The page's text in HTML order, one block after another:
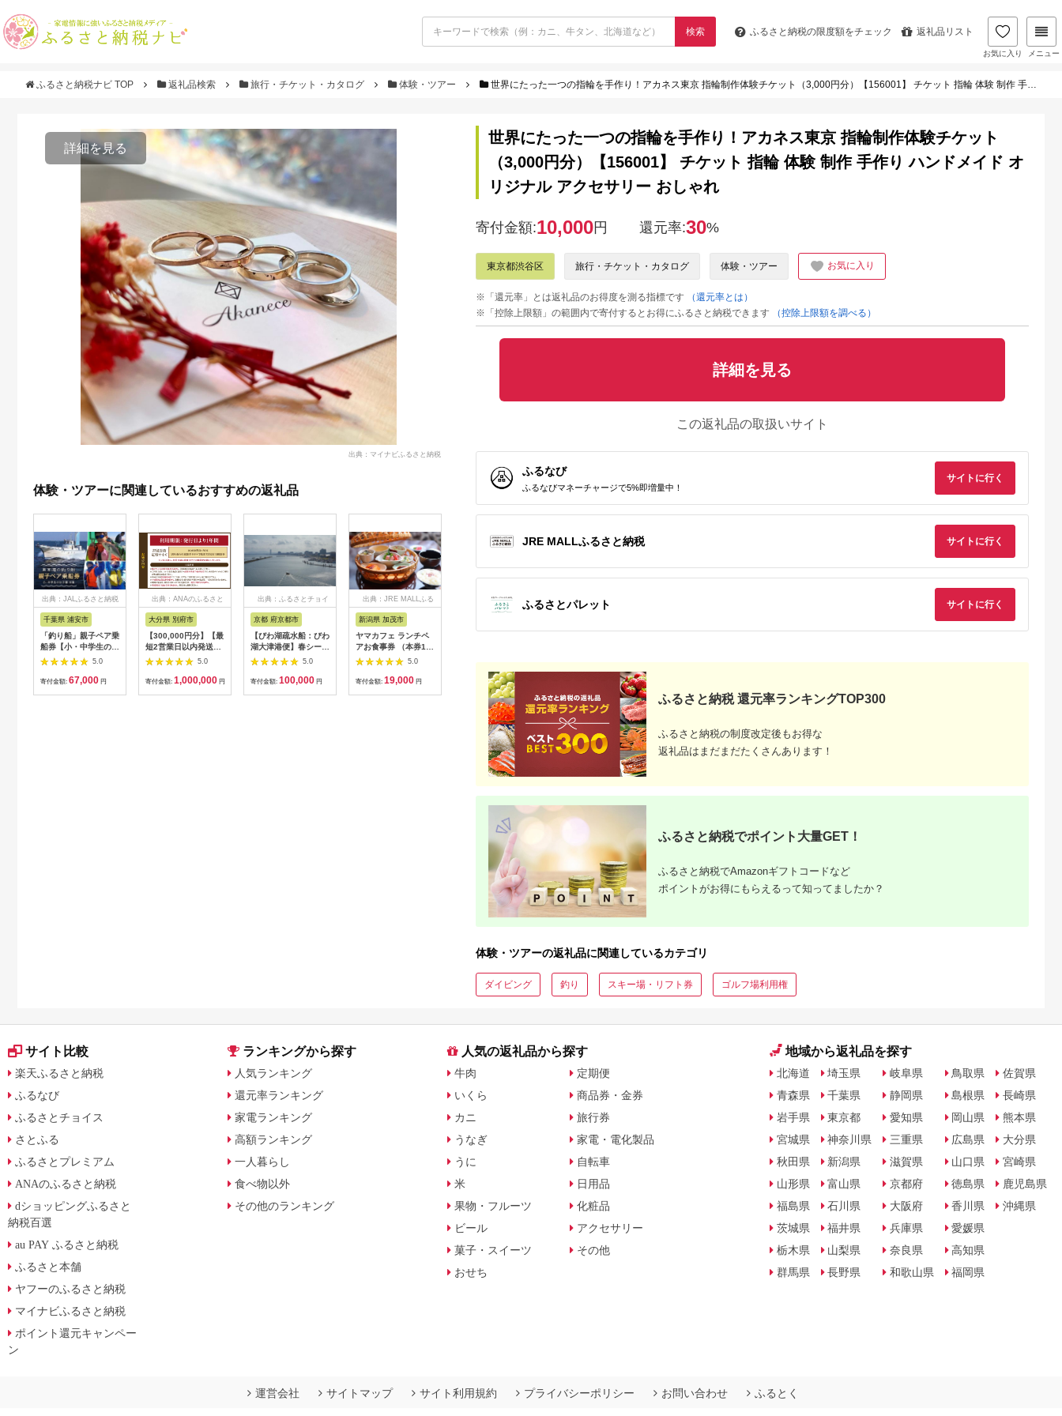
検索 ふるさと納税の限度額をチェック 返礼品リスト
お気に入り メニュー
ふるさと納税ナビ TOP 返礼品検索 旅行・チケット・カタログ 体験・ツアー 世界にたった一つの指輪を手作り！アカネス東京 指輪制作体験チケット（3,000円分）【156001】 チケット 指輪 体験 制作 手作り ハンドメイド オリジナル アクセサリー おしゃれ
詳細を見る
出典：マイナビふるさと納税
体験・ツアーに関連しているおすすめの返礼品
出典：JALふるさと納税
千葉県 浦安市
「釣り船」親子ペア乗
船券【小・中学生のお
子様】
5.0
寄付金額: 67,000 円
出典：ANAのふるさと
大分県 別府市
【300,000円分】【最
短2営業日以内発送】
別府市内の旅館やホテ
ルで使用できる宿泊補
助券 楽しい旅の思い
5.0
寄付金額: 1,000,000 円
出典：ふるさとチョイ
京都 府京都市
【びわ湖疏水船：びわ
湖大津港便】春シーズ
ン先行予約権（２名様
分の乗船予約の権利）
5.0
寄付金額: 100,000 円
出典：JRE MALLふる
新潟県 加茂市
ヤマカフェ ランチペ
アお食事券 （本券1枚
で2名様ご利用）北越
の小京都の老舗割烹
「山重」料亭ランチペ
5.0
寄付金額: 19,000 円
出典：ふるさとチョイ
ス
5.0
寄付金額:33,000
出典：ふるなび
行）｜予約 宿泊 観光
チケット 子供 子連れ
カップル 家族 店頭 オ
ンライン ネット 電話
神奈川 神奈川
5.0
500,000円
行）｜予約 宿泊 観光
体験 温泉 ホテル 旅館
ンライン ネット 電話
長崎
5.0
チケット 子供 子連れ
箱根
5.0
出典：ふるなび
神奈川県 箱根町
チケット 子供 子連れ
5.0
大阪府 門真市
世界にたった一つの指輪を手作り！アカネス東京 指輪制作体験チケット
（3,000円分）【156001】 チケット 指輪 体験 制作 手作り ハンドメイド オ
リジナル アクセサリー おしゃれ
寄付金額:10,000円 還元率:30%
東京都渋谷区 旅行・チケット・カタログ 体験・ツアー お気に入り
※「還元率」とは返礼品のお得度を測る指標です
（還元率とは）
※「控除上限額」の範囲内で寄付するとお得にふるさと納税できます
（控除上限額を調べる）
詳細を見る
この返礼品の取扱いサイト
ふるなび
ふるなびマネーチャージで5%即増量中！
サイトに行く
JRE MALLふるさと納税 サイトに行く
ふるさとパレット サイトに行く
ふるさと納税 還元率ランキングTOP300
ふるさと納税の制度改定後もお得な
返礼品はまだまだたくさんあります！
ふるさと納税でポイント大量GET！
ふるさと納税でAmazonギフトコードなど
ポイントがお得にもらえるって知ってましたか？
体験・ツアーの返礼品に関連しているカテゴリ
ダイビング 釣り スキー場・リフト券 ゴルフ場利用権
サイト比較
楽天ふるさと納税
ふるなび
ふるさとチョイス
さとふる
ふるさとプレミアム
ANAのふるさと納税
dショッピングふるさと
納税百選
au PAY ふるさと納税
ふるさと本舗
ヤフーのふるさと納税
マイナビふるさと納税
ポイント還元キャンペー
ン
ランキングから探す
人気ランキング
還元率ランキング
家電ランキング
高額ランキング
一人暮らし
食べ物以外
その他のランキング
人気の返礼品から探す
牛肉
いくら
カニ
うなぎ
うに
米
果物・フルーツ
ビール
菓子・スイーツ
おせち
定期便
商品券・金券
旅行券
家電・電化製品
自転車
日用品
化粧品
アクセサリー
その他
地域から返礼品を探す
北海道
青森県
岩手県
宮城県
秋田県
山形県
福島県
茨城県
栃木県
群馬県
埼玉県
千葉県
東京都
神奈川県
新潟県
富山県
石川県
福井県
山梨県
長野県
岐阜県
静岡県
愛知県
三重県
滋賀県
京都府
大阪府
兵庫県
奈良県
和歌山県
鳥取県
島根県
岡山県
広島県
山口県
徳島県
香川県
愛媛県
高知県
福岡県
佐賀県
長崎県
熊本県
大分県
宮崎県
鹿児島県
沖縄県
運営会社 サイトマップ サイト利用規約 プライバシーポリシー お問い合わせ ふるとく